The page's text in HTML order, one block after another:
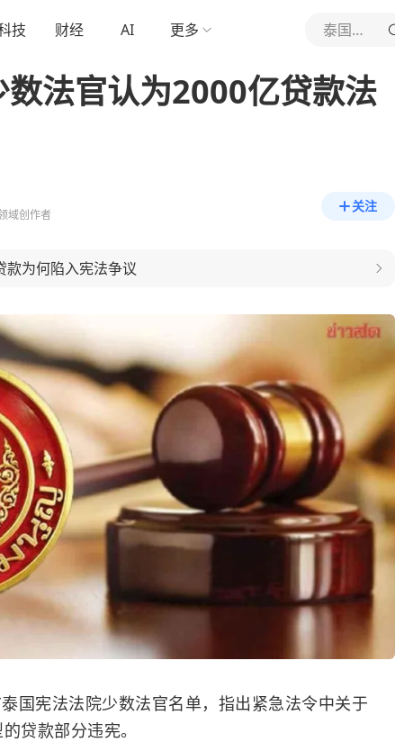
技 财经 AI 更多 泰国中文社
法官认为2000亿贷款法
域创作者
关注
款为何陷入宪法争议
国宪法法院少数法官名单，指出紧急法令中关于
贷款部分违宪。